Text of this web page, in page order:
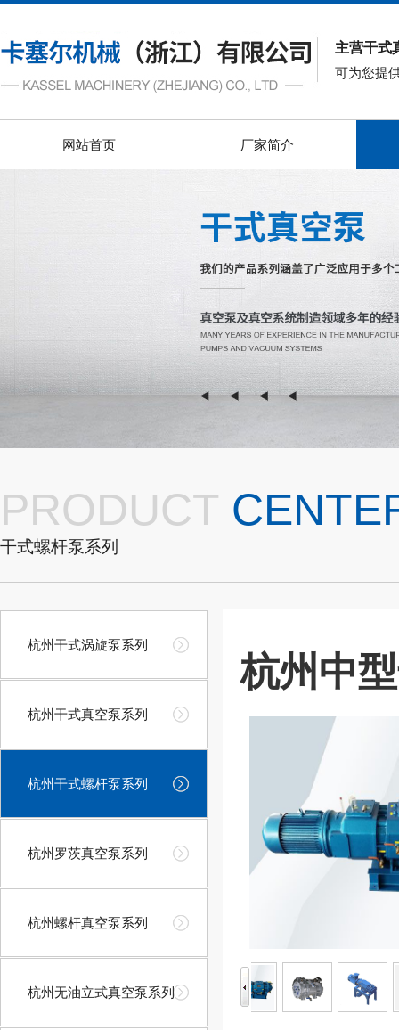
主营干式
可为您提
网站首页 厂家简介
PRODUCT
干式螺杆泵系列
杭州干式涡旋泵系列
杭州干式真空泵系列
杭州干式螺杆泵系列
杭州罗茨真空泵系列
杭州螺杆真空泵系列
杭州无油立式真空泵系列
杭州中